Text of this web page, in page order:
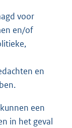
voor
en/of
en
een
in het geval